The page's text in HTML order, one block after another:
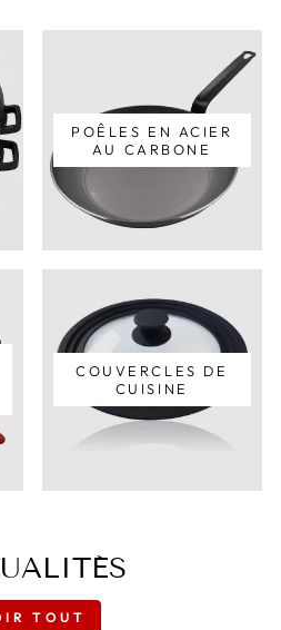
POÊLES EN ACIER
AU CARBONE
COUVERCLES DE
CUISINE
TOUT